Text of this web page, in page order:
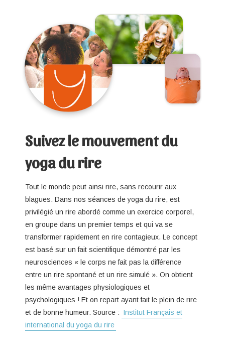
Suivez le mouvement du
yoga du rire
Tout le monde peut ainsi rire, sans recourir aux
blagues. Dans nos séances de yoga du rire, est
privilégié un rire abordé comme un exercice corporel,
en groupe dans un premier temps et qui va se
transformer rapidement en rire contagieux. Le concept
est basé sur un fait scientifique démontré par les
neurosciences « le corps ne fait pas la différence
entre un rire spontané et un rire simulé ». On obtient
les même avantages physiologiques et
psychologiques ! Et on repart ayant fait le plein de rire
et de bonne humeur. Source : Institut Français et
international du yoga du rire